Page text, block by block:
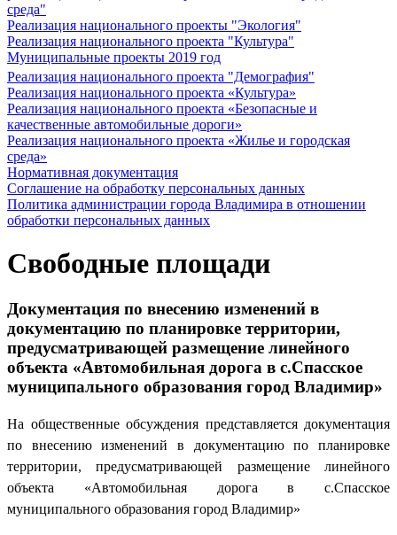
среда"
Реализация национального проекты "Экология"
Реализация национального проекта "Культура"
Муниципальные проекты 2019 год
Реализация национального проекта "Демография"
Реализация национального проекта «Культура»
Реализация национального проекта «Безопасные и
качественные автомобильные дороги»
Реализация национального проекта «Жилье и городская
среда»
Нормативная документация
Соглашение на обработку персональных данных
Политика администрации города Владимира в отношении
обработки персональных данных
Свободные площади
Документация по внесению изменений в
документацию по планировке территории,
предусматривающей размещение линейного
объекта «Автомобильная дорога в с.Спасское
муниципального образования город Владимир»
На общественные обсуждения представляется документация
по внесению изменений в документацию по планировке
территории, предусматривающей размещение линейного
объекта «Автомобильная дорога в с.Спасское
муниципального образования город Владимир»